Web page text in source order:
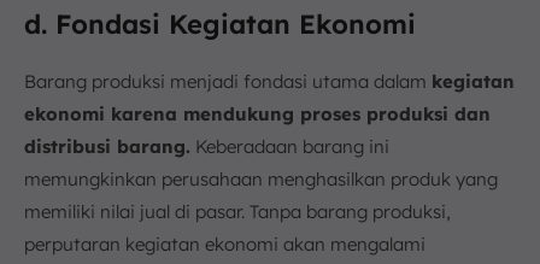
d. Fondasi Kegiatan Ekonomi
Barang produksi menjadi fondasi utama dalam kegiatan
ekonomi karena mendukung proses produksi dan
distribusi barang. Keberadaan barang ini
memungkinkan perusahaan menghasilkan produk yang
memiliki nilai jual di pasar. Tanpa barang produksi,
perputaran kegiatan ekonomi akan mengalami